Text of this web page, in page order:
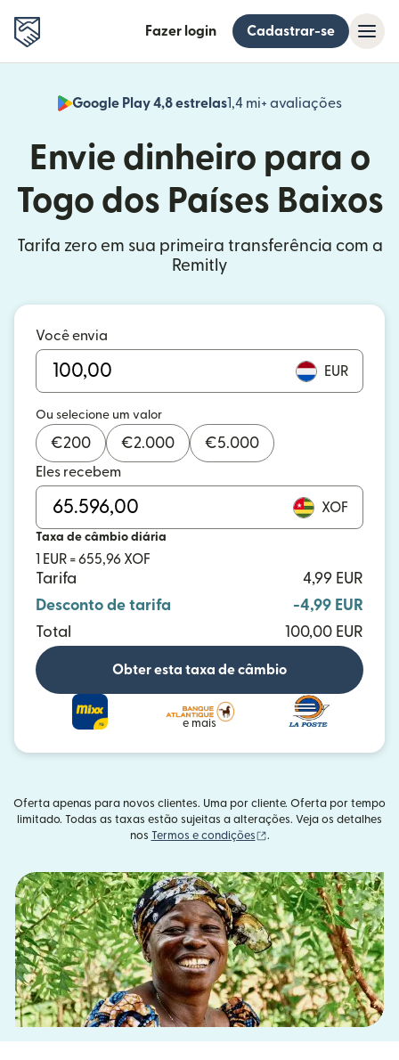
Fazer login Cadastrar-se
Google Play 4,8 estrelas1,4 mi+ avaliações
(abre
Envie dinheiro para o
Togo dos Países Baixos
Tarifa zero em sua primeira transferência com a
Remitly
Você envia
EUR
Ou selecione um valor
€200 €2.000 €5.000
Eles recebem
XOF
Taxa de câmbio diária
1 EUR = 655,96 XOF
Tarifa
4,99 EUR
Desconto de tarifa
-4,99 EUR
Total
100,00 EUR
Obter esta taxa de câmbio
e mais
Oferta apenas para novos clientes. Uma por cliente. Oferta por tempo
limitado. Todas as taxas estão sujeitas a alterações. Veja os detalhes
nos Termos e condições (abre em uma nova
.